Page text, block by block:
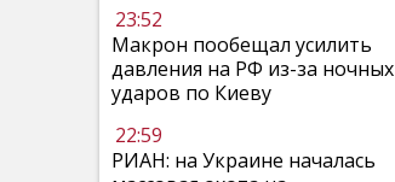
23:52
Макрон пообещал усилить
давления на РФ из-за ночных
ударов по Киеву
22:59
РИАН: на Украине началась